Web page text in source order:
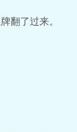
翻了过来。